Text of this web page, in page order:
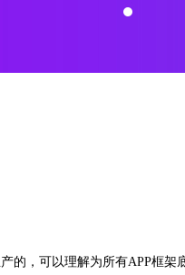
的，可以理解为所有APP框架